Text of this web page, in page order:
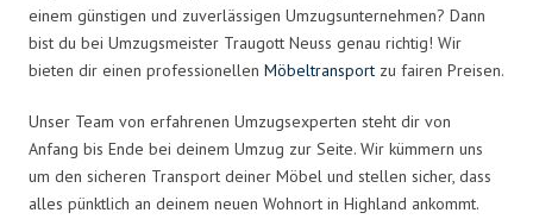
einem günstigen und zuverlässigen Umzugsunternehmen? Dann
bist du bei Umzugsmeister Traugott Neuss genau richtig! Wir
bieten dir einen professionellen Möbeltransport zu fairen Preisen.
Unser Team von erfahrenen Umzugsexperten steht dir von
Anfang bis Ende bei deinem Umzug zur Seite. Wir kümmern uns
um den sicheren Transport deiner Möbel und stellen sicher, dass
alles pünktlich an deinem neuen Wohnort in Highland ankommt.